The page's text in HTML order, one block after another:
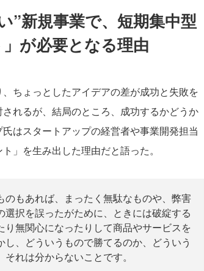
”新規事業で、短期集中型
が必要となる理由
ちょっとしたアイデアの差が成功と失敗を
れるが、結局のところ、成功するかどうか
はスタートアップの経営者や事業開発担当
」を生み出した理由だと語った。
もあれば、まったく無駄なものや、弊害
択を誤ったがために、ときには破綻する
無関心になったりして商品やサービスを
、どういうもので勝てるのか、どういう
れは分からないことです。